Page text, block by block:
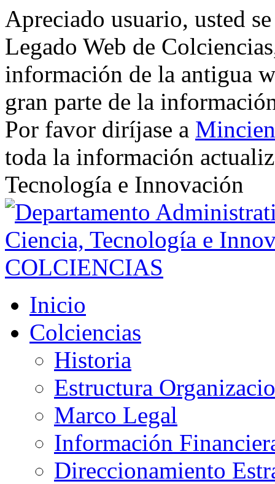
Apreciado usuario, usted
Legado Web de
información de la antigua
gran parte de la
Por favor diríjase a
toda la información
Tecnología e Innovación
Inicio
Colciencias
Historia
Estructura
Marco Legal
Información
Direccionamiento